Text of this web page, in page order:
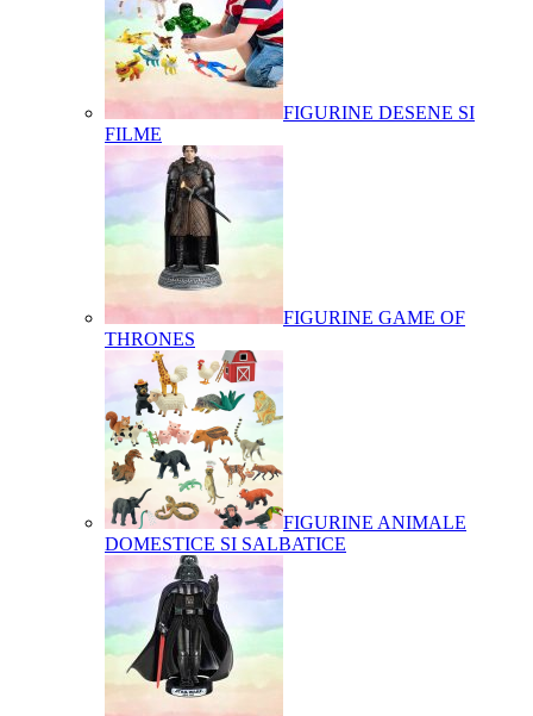
FIGURINE DESENE SI
FILME
FIGURINE GAME OF
THRONES
FIGURINE ANIMALE
DOMESTICE SI SALBATICE